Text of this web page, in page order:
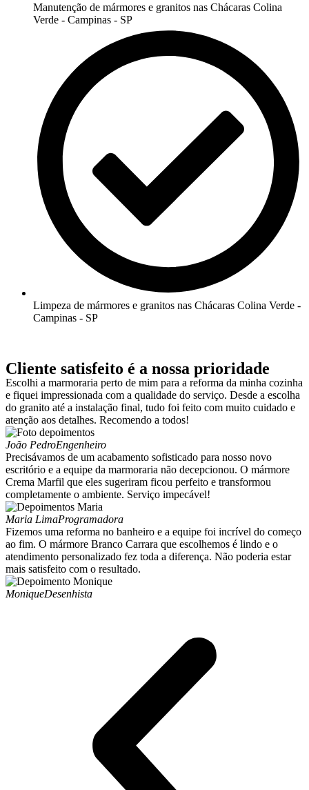
Manutenção de mármores e granitos nas Chácaras Colina
Verde - Campinas - SP
Limpeza de mármores e granitos nas Chácaras Colina Verde -
Campinas - SP
Cliente satisfeito é a nossa prioridade
Escolhi a marmoraria perto de mim para a reforma da minha cozinha
e fiquei impressionada com a qualidade do serviço. Desde a escolha
do granito até a instalação final, tudo foi feito com muito cuidado e
atenção aos detalhes. Recomendo a todos!
João PedroEngenheiro
Precisávamos de um acabamento sofisticado para nosso novo
escritório e a equipe da marmoraria não decepcionou. O mármore
Crema Marfil que eles sugeriram ficou perfeito e transformou
completamente o ambiente. Serviço impecável!
Maria LimaProgramadora
Fizemos uma reforma no banheiro e a equipe foi incrível do começo
ao fim. O mármore Branco Carrara que escolhemos é lindo e o
atendimento personalizado fez toda a diferença. Não poderia estar
mais satisfeito com o resultado.
MoniqueDesenhista